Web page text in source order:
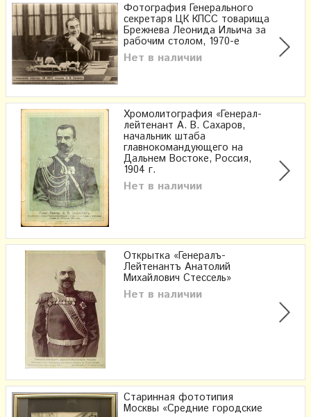
Фотография Генерального
секретаря ЦК КПСС товарища
Брежнева Леонида Ильича за
рабочим столом, 1970-е
Нет в наличии
Хромолитография «Генерал-
лейтенант А. В. Сахаров,
начальник штаба
главнокомандующего на
Дальнем Востоке, Россия,
1904 г.
Нет в наличии
Открытка «Генералъ-
Лейтенантъ Анатолий
Михайлович Стессель»
Нет в наличии
Старинная фототипия
Москвы «Средние городские